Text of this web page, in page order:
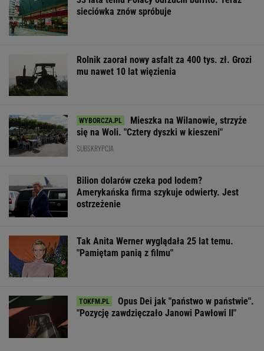
sieciówka znów spróbuje
Rolnik zaorał nowy asfalt za 400 tys. zł. Grozi
mu nawet 10 lat więzienia
Mieszka na Wilanowie, strzyże
się na Woli. "Cztery dyszki w kieszeni"
SUBSKRYPCJA
Bilion dolarów czeka pod lodem?
Amerykańska firma szykuje odwierty. Jest
ostrzeżenie
Tak Anita Werner wyglądała 25 lat temu.
"Pamiętam panią z filmu"
Opus Dei jak "państwo w państwie".
"Pozycję zawdzięczało Janowi Pawłowi II"